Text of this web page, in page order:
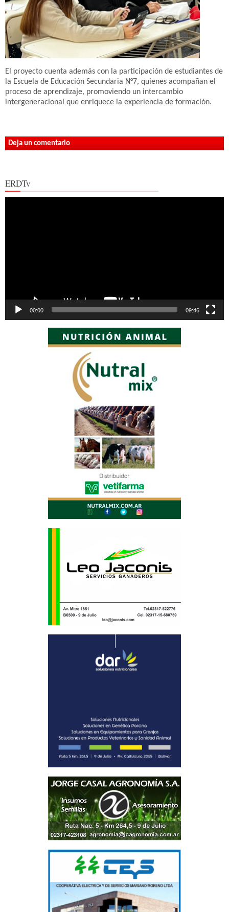
El proyecto cuenta además con la participación de estudiantes de
la Escuela de Educación Secundaria N°7, quienes acompañan el
proceso de aprendizaje, promoviendo un intercambio
intergeneracional que enriquece la experiencia de formación.
Deja un comentario
ERDTv
00:00 09:46